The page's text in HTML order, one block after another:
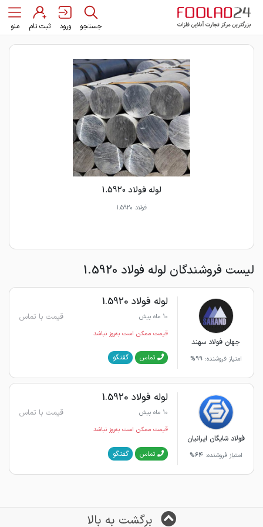
جستجو ورود ثبت نام منو
لوله فولاد 1.5920
فولاد 1.5920
لیست فروشندگان لوله فولاد 1.5920
جهان فولاد سهند
امتیاز فروشنده:99%
لوله فولاد 1.5920
10 ماه پیش قیمت با تماس
قیمت ممکن است به‌روز نباشد
تماس گفتگو
فولاد شایگان ایرانیان
امتیاز فروشنده:64%
لوله فولاد 1.5920
10 ماه پیش قیمت با تماس
قیمت ممکن است به‌روز نباشد
تماس گفتگو
برگشت به بالا